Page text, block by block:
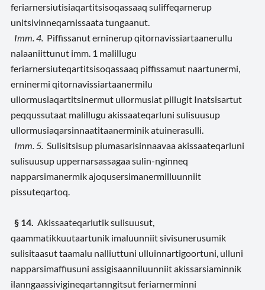
feriarnersiutisiaqartitsisoqassaaq suliffeqarnerup
unitsivinneqarnissaata tungaanut.
Imm. 4. Piffissanut erninerup qitornavissiartaanerullu
nalaaniittunut imm. 1 malillugu
feriarnersiuteqartitsisoqassaaq piffissamut naartunermi,
erninermi qitornavissiartaanermilu
ullormusiaqartitsinermut ullormusiat pillugit Inatsisartut
peqqussutaat malillugu akissaateqarluni sulisuusup
ullormusiaqarsinnaatitaanerminik atuinerasulli.
Imm. 5. Sulisitsisup piumasarisinnaavaa akissaateqarluni
sulisuusup uppernarsassagaa sulin-nginneq
napparsimanermik ajoqusersimanermilluunniit
pissuteqartoq.
§ 14. Akissaateqarlutik sulisuusut,
qaammatikkuutaartunik imaluunniit sivisunerusumik
sulisitaasut taamalu nalliuttuni ulluinnartigoortuni, ulluni
napparsimaffiusuni assigisaanniluunniit akissarsiaminnik
ilanngaassivigineqartanngitsut feriarnerminni